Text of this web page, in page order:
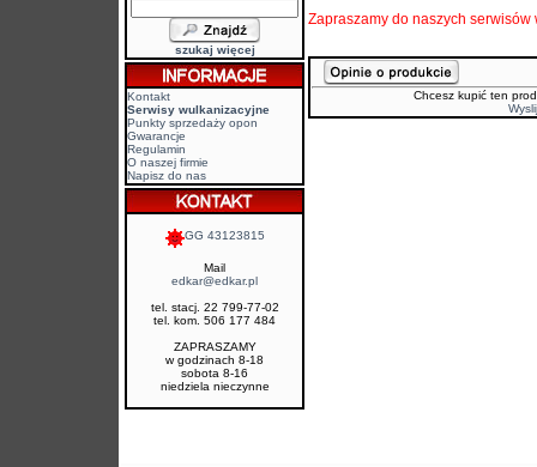
szukaj więcej
Kontakt
Serwisy wulkanizacyjne
Punkty sprzedaży opon
Gwarancje
Regulamin
O naszej firmie
Napisz do nas
GG 43123815
Mail
edkar@edkar.pl
tel. stacj. 22 799-77-02
tel. kom. 506 177 484
ZAPRASZAMY
w godzinach 8-18
sobota 8-16
niedziela nieczynne
Zapraszamy do naszych serwisów
Chcesz kupić ten